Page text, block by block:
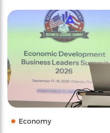
Economy